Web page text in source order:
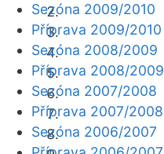
Sezóna 2009/2010
Příprava 2009/2010
Sezóna 2008/2009
Příprava 2008/2009
Sezóna 2007/2008
Příprava 2007/2008
Sezóna 2006/2007